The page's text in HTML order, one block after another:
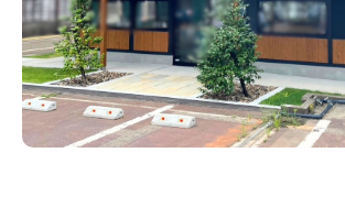
忘新年会・歓送迎会